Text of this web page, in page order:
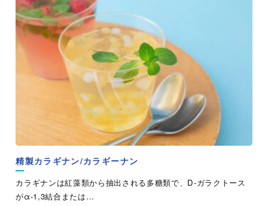
精製カラギナン/カラギーナン
カラギナンは紅藻類から抽出される多糖類で、D-ガラクトース
がα-1,3結合または…